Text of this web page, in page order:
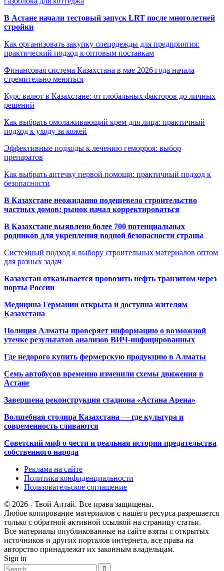
В Астане начали тестовый запуск LRT после многолетней
стройки
Как организовать закупку спецодежды для предприятия:
практический подход к оптовым поставкам
Финансовая система Казахстана в мае 2026 года начала
стремительно меняться
Курс валют в Казахстане: от глобальных факторов до личных
решений
Как выбрать омолаживающий крем для лица: практичный
подход к уходу за кожей
Эффективные подходы к лечению геморроя: выбор
препаратов
Как выбрать аптечку первой помощи: практичный подход к
безопасности
В Казахстане неожиданно подешевело строительство
частных домов: рынок начал корректироваться
В Казахстане выявлено более 700 потенциальных
родников для укрепления водной безопасности страны
Системный подход к выбору строительных материалов оптом
для разных задач
Казахстан отказывается провозить нефть транзитом через
порты России
Медицина Германии открыта и доступна жителям
Казахстана
Полиция Алматы проверяет информацию о возможной
утечке результатов анализов ВИЧ-инфицированных
Где недорого купить фермерскую продукцию в Алматы
Семь автобусов временно изменили схемы движения в
Астане
Завершена реконструкция стадиона «Астана Арена»
Волшебная столица Казахстана — где культура и
современность сливаются
Советский миф о чести и реальная история предательства
собственного народа
Реклама на сайте
Политика конфиденциальности
Пользовательское соглашение
© 2026 - Твой Алтай. Все права защищены.
Любое копирование материалов с нашего ресурса разрешается
только с обратной активной ссылкой на страницу статьи.
Все материалы опубликованные на сайте взяты с открытых
источников и других порталов интернета, все права на
авторство принадлежат их законным владельцам.
Sign in